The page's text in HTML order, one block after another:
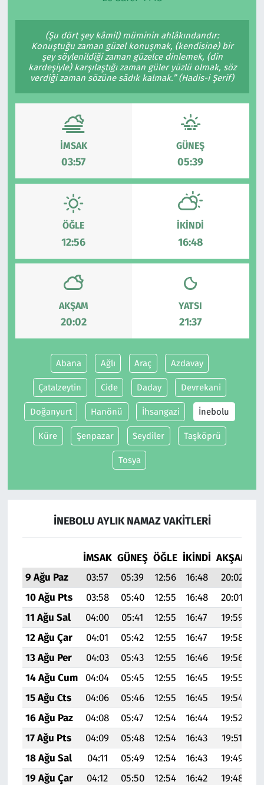
(Şu dört şey kâmil) müminin ahlâkındandır:
Konuştuğu zaman güzel konuşmak, (kendisine) bir
şey söylenildiği zaman güzelce dinlemek, (din
kardeşiyle) karşılaştığı zaman güler yüzlü olmak, söz
verdiği zaman sözüne sâdık kalmak.” (Hadis-i Şerif)
İMSAK
03:57
GÜNEŞ
05:39
ÖĞLE
12:56
İKINDI
16:48
AKŞAM
20:02
YATSI
21:37
Abana Ağlı Araç Azdavay
Çatalzeytin Cide Daday Devrekani
Doğanyurt Hanönü İhsangazi İnebolu
Küre Şenpazar Seydiler Taşköprü
Tosya
İNEBOLU AYLIK NAMAZ VAKITLERI
İMSAK GÜNEŞ ÖĞLE İKINDI AKŞAM
9 Ağu Paz
03:57 05:39 12:56 16:48 20:02
10 Ağu Pts
03:58 05:40 12:55 16:48 20:01
11 Ağu Sal
04:00 05:41 12:55 16:47 19:59
12 Ağu Çar
04:01 05:42 12:55 16:47 19:58
13 Ağu Per
04:03 05:43 12:55 16:46 19:56
14 Ağu Cum
04:04 05:45 12:55 16:45 19:55
15 Ağu Cts
04:06 05:46 12:55 16:45 19:54
16 Ağu Paz
04:08 05:47 12:54 16:44 19:52
17 Ağu Pts
04:09 05:48 12:54 16:43 19:51
18 Ağu Sal
04:11 05:49 12:54 16:43 19:49
19 Ağu Çar
04:12 05:50 12:54 16:42 19:48
Ekonomi
Siyaset
Foto Galeri
Yazarlar
Gündem
Kapaklı
Kırklareli
Malkara
Şarköy
Siyaset
Süleymanpaşa
Tekirdağ